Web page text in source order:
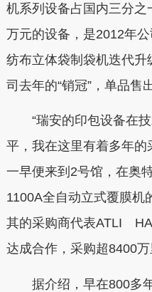
机系列设备占国内三分
万元的设备，是2012年
纺布立体袋制袋机迭代
司去年的“销冠”，单品售
“瑞安的印包设备在技
平，我在这里有着多年的
一早便来到2号馆，在奥
1100A全自动立式覆膜机
其的采购商代表ATLI
达成合作，采购超8400万
据介绍，早在800多年